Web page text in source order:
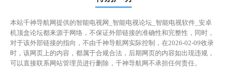
本站千神导航网提供的智能电视网_智能电视论坛_智能电视软件_安卓
机顶盒论坛都来源于网络，不保证外部链接的准确性和完整性，同时，
对于该外部链接的指向，不由千神导航网实际控制，在2026-02-09收录
时，该网页上的内容，都属于合规合法，后期网页的内容如出现违规，
可以直接联系网站管理员进行删除，千神导航网不承担任何责任。